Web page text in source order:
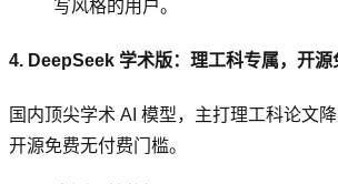
写风格的用户。
4. DeepSeek 学术版：理工科专属，开源
国内顶尖学术 AI 模型，主打理工科论文降
开源免费无付费门槛。